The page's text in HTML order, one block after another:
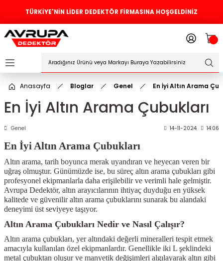
TÜRKİYE'NİN LİDER DEDEKTÖR FİRMASINA HOŞGELDİNİZ
Geri Dön
Anasayfa Bloglar Genel En İyi Altın Arama
En İyi Altın Arama Çubukları
Genel 14-11-2024 14:06
En İyi Altın Arama Çubukları
Altın arama, tarih boyunca merak uyandıran ve heyecan veren bir
uğraş olmuştur. Günümüzde ise, bu süreç altın arama çubukları gibi
profesyonel ekipmanlarla daha erişilebilir ve verimli hale gelmiştir.
Avrupa Dedektör, altın arayıcılarının ihtiyaç duyduğu en yüksek
kalitede ve güvenilir altın arama çubuklarını sunarak bu alandaki
deneyimi üst seviyeye taşıyor.
Altın Arama Çubukları Nedir ve Nasıl Çalışır?
Altın arama çubukları, yer altındaki değerli mineralleri tespit etmek
amacıyla kullanılan özel ekipmanlardır. Genellikle iki L şeklindeki
metal çubuktan oluşur ve manyetik değişimleri algılayarak altın gibi